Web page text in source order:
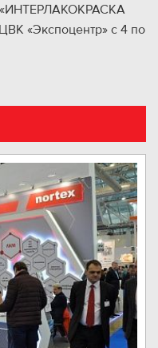
«ИНТЕРЛАКОКРАСКА
«Экспоцентр» с 4 по